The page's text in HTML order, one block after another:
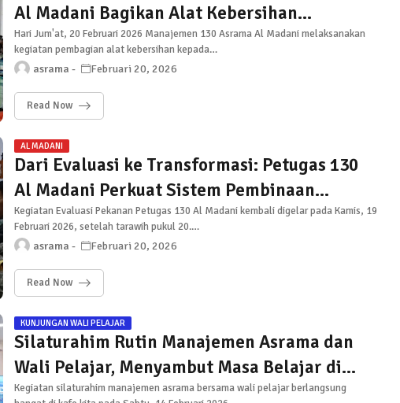
Al Madani Bagikan Alat Kebersihan
Sekaligus Tanamkan Nilai Ekonomi
Berkelanjutan
Hari Jum'at, 20 Februari 2026 Manajemen 130 Asrama Al Madani melaksanakan
kegiatan pembagian alat kebersihan kepada…
asrama Februari 20, 2026
Read Now
AL MADANI
Dari Evaluasi ke Transformasi: Petugas 130
Al Madani Perkuat Sistem Pembinaan
Selama Ramadhan
Kegiatan Evaluasi Pekanan Petugas 130 Al Madani kembali digelar pada Kamis, 19
Februari 2026, setelah tarawih pukul 20.…
asrama Februari 20, 2026
Read Now
KUNJUNGAN WALI PELAJAR
Silaturahim Rutin Manajemen Asrama dan
Wali Pelajar, Menyambut Masa Belajar di
Masyarakat
Kegiatan silaturahim manajemen asrama bersama wali pelajar berlangsung